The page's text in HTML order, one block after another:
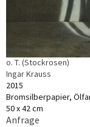
o. T. (Stockrosen)
Ingar Krauss
2015
Bromsilberpapier,
50 x 42 cm
Anfrage